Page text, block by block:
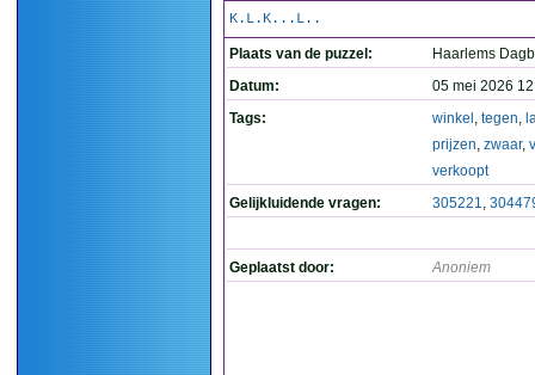
K.L.K...L..
Plaats van de puzzel:
Haarlems
Datum:
05 mei 2026
Tags:
winkel , tegen,
prijzen, zwaar,
verkoopt
Gelijkluidende vragen:
305221,
Geplaatst door: Anoniem